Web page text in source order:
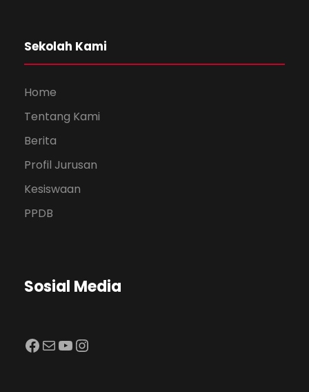
Sekolah Kami
Home
Tentang Kami
Berita
Profil Jurusan
Kesiswaan
PPDB
Sosial Media
Facebook Mail YouTube Instagram